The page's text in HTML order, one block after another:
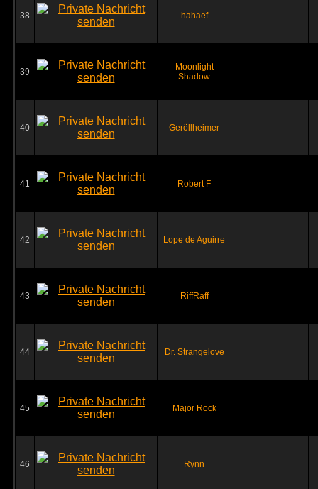
38 hahaef
39
Moonlight
Shadow
40 Geröllheimer
41 Robert F
42 Lope de Aguirre
43 RiffRaff
44 Dr. Strangelove
45 Major Rock
46 Rynn